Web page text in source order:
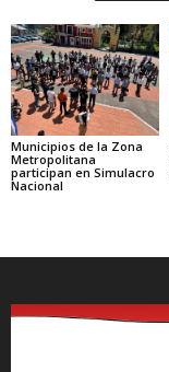
Municipios de la Zona
Metropolitana
participan en Simulacro
Nacional